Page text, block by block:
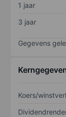
1 jaar
3 jaar
Gegevens
Koers/